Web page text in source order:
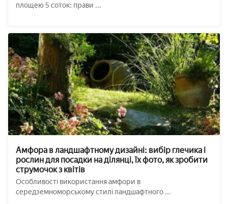
площею 5 соток: прави ...
Амфора в ландшафтному дизайні: вибір глечика і
рослин для посадки на ділянці, їх фото, як зробити
струмочок з квітів
Особливості використання амфори в
середземноморському стилі ландшафтного ...